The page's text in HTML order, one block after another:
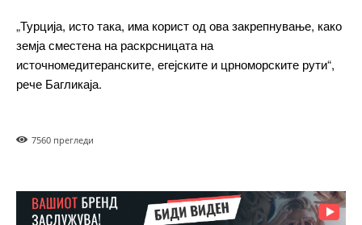
Free
бесплатно
Etiam est nibh, lobortis sit
„Турција, исто така, има корист од ова закрепнување, како
земја сместена на раскрсницата на
источномедитеранските, егејските и црноморските рути“,
рече Багликаја.
7560 прегледи